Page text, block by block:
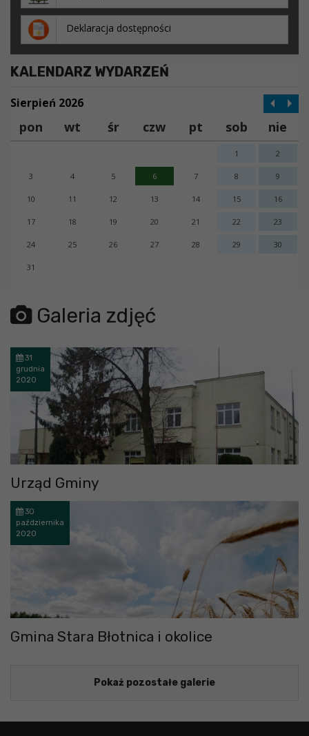
Deklaracja dostępności
KALENDARZ WYDARZEŃ
Sierpień 2026
pon wt śr czw pt sob nie
1 2
3 4 5 6 7 8 9
10 11 12 13 14 15 16
17 18 19 20 21 22 23
24 25 26 27 28 29 30
31
error getting json:
Galeria zdjęć
31
grudnia
2020
Urząd Gminy
30
października
2020
Gmina Stara Błotnica i okolice
Pokaż pozostałe galerie